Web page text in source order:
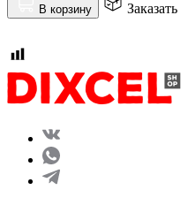
В корзину Заказать